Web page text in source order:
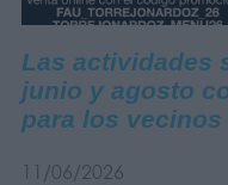
Las actividades
junio y agosto
para los
11/06/2026